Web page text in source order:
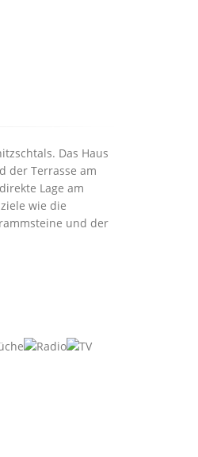
Das Haus
der Terrasse am
Lage am
wie die
und der